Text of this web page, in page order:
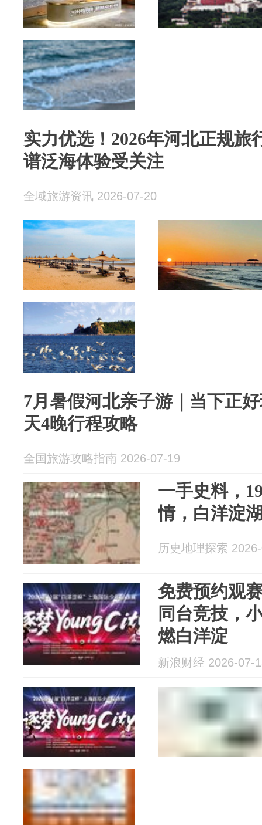
实力优选！2026年河北正规旅
谱泛海体验受关注
全域旅游资讯 2026-07-20
7月暑假河北亲子游｜当下正
天4晚行程攻略
全国旅游攻略指南 2026-07-19
一手史料，
情，白洋淀
历史地理探索
免费预约观
同台竞技，
燃白洋淀
新浪财经 2026-07-